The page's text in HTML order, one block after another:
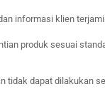
informasi klien
produk sesuai
tidak dapat dilakukan